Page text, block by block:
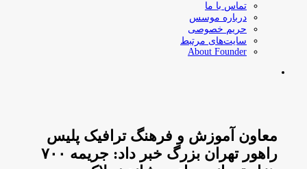
تماس با ما
درباره موسس
حریم خصوصی
سایت‌های مرتبط
About Founder
معاون آموزش و فرهنگ ترافیک پلیس
راهور تهران بزرگ‌ خبر داد: جریمه ۷۰۰